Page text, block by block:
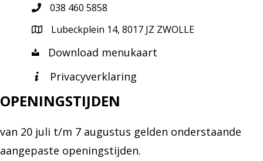
038 460 5858
Lubeckplein 14, 8017 JZ ZWOLLE
Download menukaart
Privacyverklaring
OPENINGSTIJDEN
van 20 juli t/m 7 augustus gelden onderstaande
aangepaste openingstijden.